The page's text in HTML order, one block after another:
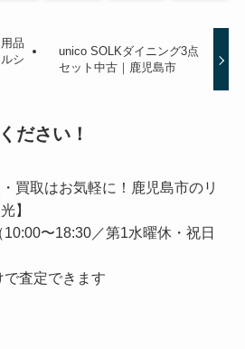
品
シ
unico SOLKダイニング3点
セット中古｜鹿児島市
ださい！
買取はお気軽に！鹿児島市のリ
】
〜18:30／第1水曜休・祝日
査定できます